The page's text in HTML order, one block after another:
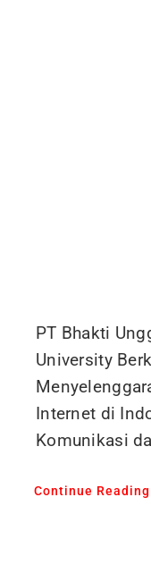
PT Bhakti
University
Internet di
Komunikasi
Continue Reading